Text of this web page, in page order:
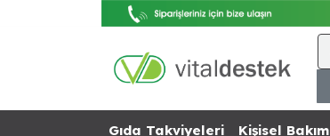
Gıda Takviyeleri Kişisel Bakım